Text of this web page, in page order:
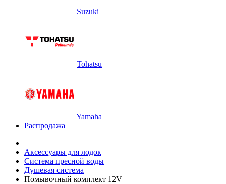
Suzuki
Tohatsu
Yamaha
Распродажа
Аксессуары для лодок
Система пресной воды
Душевая система
Помывочный комплект 12V